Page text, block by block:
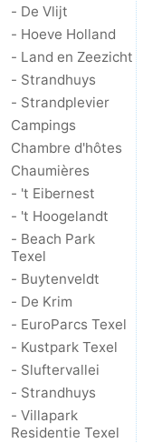
- De Vlijt
- Hoeve Holland
- Land en Zeezicht
- Strandhuys
- Strandplevier
Campings
Chambre d'hôtes
Chaumières
- 't Eibernest
- 't Hoogelandt
- Beach Park
Texel
- Buytenveldt
- De Krim
- EuroParcs Texel
- Kustpark Texel
- Sluftervallei
- Strandhuys
- Villapark
Residentie Texel